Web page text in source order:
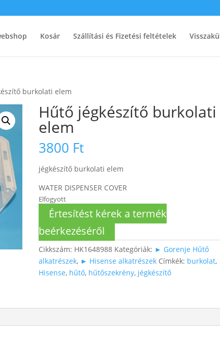
Kosár Szállítási és Fizetési feltételek
burkolati elem
Hűtő jégkészítő burkolati
elem
3800 Ft
jégkészítő burkolati elem
WATER DISPENSER COVER
Elfogyott
Értesítést kérek a termék
beérkezéséről
Cikkszám: HK1648988 Kategóriák: ► Gorenje Hűtő
alkatrészek, ► Hisense alkatrészek Címkék: burkolat,
Hisense, hűtő, hűtőszekrény, jégkészítő